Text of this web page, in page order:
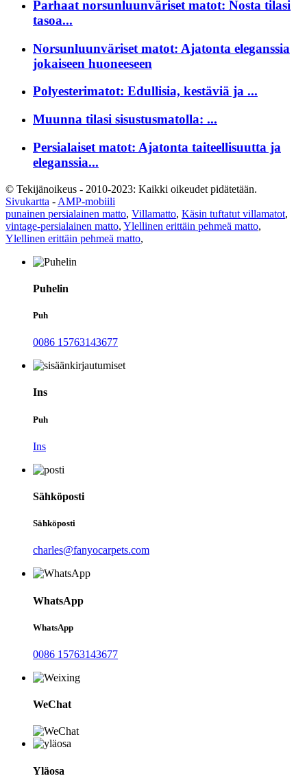
Parhaat norsunluunväriset matot: Nosta tilasi
tasoa...
Norsunluunväriset matot: Ajatonta eleganssia
jokaiseen huoneeseen
Polyesterimatot: Edullisia, kestäviä ja ...
Muunna tilasi sisustusmatolla: ...
Persialaiset matot: Ajatonta taiteellisuutta ja
eleganssia...
© Tekijänoikeus - 2010-2023: Kaikki oikeudet pidätetään.
Sivukartta - AMP-mobiili
punainen persialainen matto, Villamatto, Käsin tuftatut villamatot,
vintage-persialainen matto, Ylellinen erittäin pehmeä matto,
Ylellinen erittäin pehmeä matto,
Puhelin
Puh
0086 15763143677
Ins
Puh
Ins
Sähköposti
Sähköposti
charles@fanyocarpets.com
WhatsApp
WhatsApp
0086 15763143677
WeChat
Yläosa